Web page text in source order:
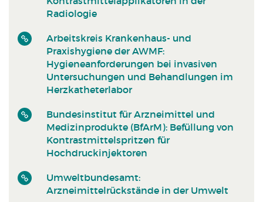
Radiologie
Arbeitskreis Krankenhaus- und
Praxishygiene der AWMF:
Hygieneanforderungen bei invasiven
Untersuchungen und Behandlungen im
Herzkatheterlabor
Bundesinstitut für Arzneimittel und
Medizinprodukte (BfArM): Befüllung von
Kontrastmittelspritzen für
Hochdruckinjektoren
Umweltbundesamt:
Arzneimittelrückstände in der Umwelt